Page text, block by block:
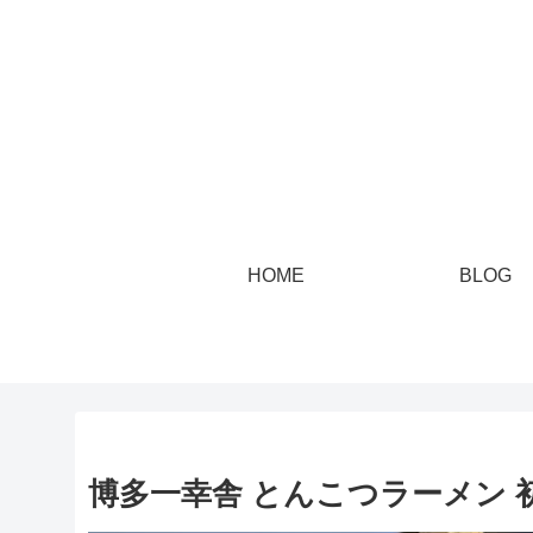
HOME BLOG
博多一幸舎 とんこつラーメン